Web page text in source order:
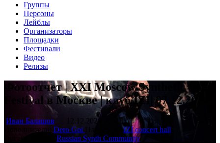
Группы
Персоны
Лейблы
Организаторы
Площадки
Фестивали
Видео
Релизы
Фотоотчет | XXI Moscow Synthetic Snow
Festival в Москве | клуб IZI| 07.12.2024
Иван Балашов 12.12.2024
518
Исполнители: Dero Goi Площадка:IZI concert hall
Russian Synth Community